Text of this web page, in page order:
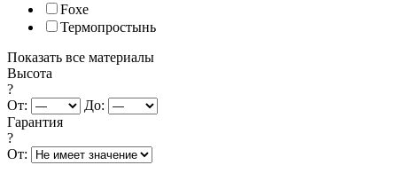
Foxe
Термопростынь
Показать все материалы
Высота
?
От:
До:
Гарантия
?
От: